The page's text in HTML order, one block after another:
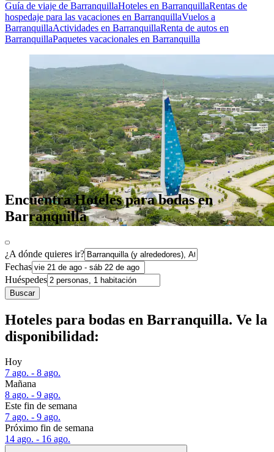
Guía de viaje de BarranquillaHoteles en BarranquillaRentas de
hospedaje para las vacaciones en BarranquillaVuelos a
BarranquillaActividades en BarranquillaRenta de autos en
BarranquillaPaquetes vacacionales en Barranquilla
Encuentra Hoteles para bodas en
Barranquilla
¿A dónde quieres ir?
Fechas
Huéspedes
Buscar
Hoteles para bodas en Barranquilla. Ve la
disponibilidad:
Hoy
7 ago. - 8 ago.
Mañana
8 ago. - 9 ago.
Este fin de semana
7 ago. - 9 ago.
Próximo fin de semana
14 ago. - 16 ago.